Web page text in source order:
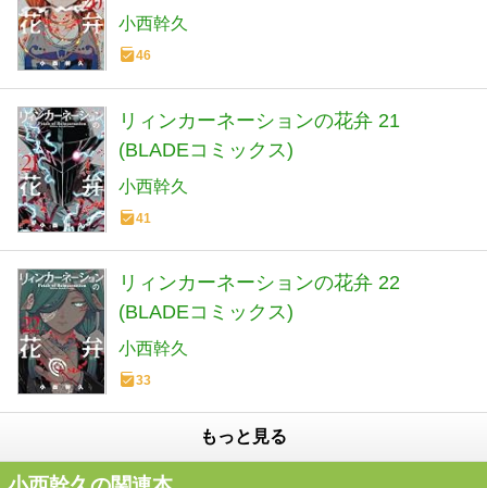
小西幹久
46
リィンカーネーションの花弁 21
(BLADEコミックス)
小西幹久
41
リィンカーネーションの花弁 22
(BLADEコミックス)
小西幹久
33
もっと見る